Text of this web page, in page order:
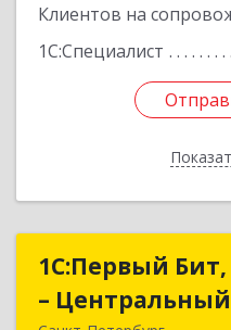
Клиентов на
1С:Специалист
1С:Первый
–
1С:Первый
–